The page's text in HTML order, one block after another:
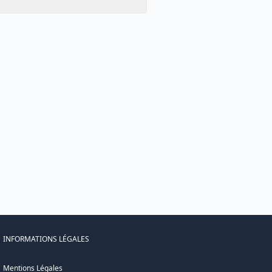
INFORMATIONS LÉGALES
Mentions Légales